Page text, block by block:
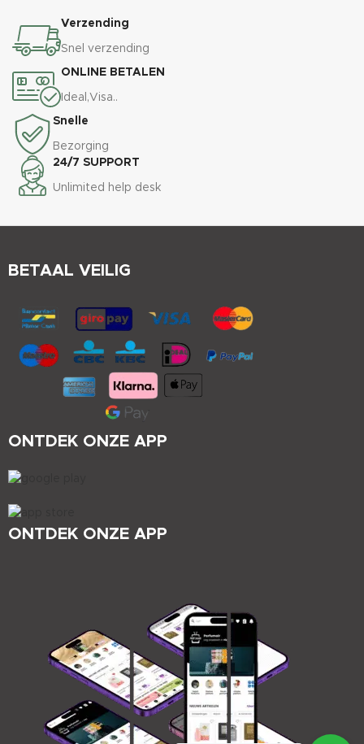
Verzending
Snel verzending
ONLINE BETALEN
Ideal,Visa..
Snelle
Bezorging
24/7 SUPPORT
Unlimited help desk
ONTDEK ONZE APP
ONTDEK ONZE APP
BETAAL VEILIG